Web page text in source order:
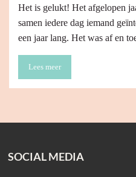
Het is gelukt! Het afgelopen
samen iedere dag iemand
een jaar lang. Het was af en
Lees meer
SOCIAL MEDIA